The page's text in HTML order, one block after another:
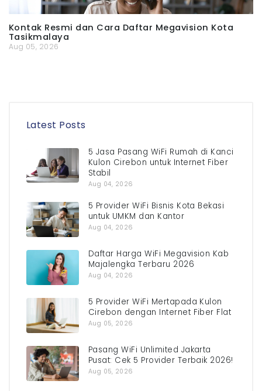
Kontak Resmi dan Cara Daftar Megavision Kota
Tasikmalaya
Aug 05, 2026
Latest Posts
5 Jasa Pasang WiFi Rumah di Kanci
Kulon Cirebon untuk Internet Fiber
Stabil
Aug 04, 2026
5 Provider WiFi Bisnis Kota Bekasi
untuk UMKM dan Kantor
Aug 04, 2026
Daftar Harga WiFi Megavision Kab
Majalengka Terbaru 2026
Aug 04, 2026
5 Provider WiFi Mertapada Kulon
Cirebon dengan Internet Fiber Flat
Aug 05, 2026
Pasang WiFi Unlimited Jakarta
Pusat: Cek 5 Provider Terbaik 2026!
Aug 05, 2026